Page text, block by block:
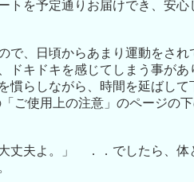
トを予定通りお届けでき、安
で、日頃からあまり運動をさ
ドキドキを感じてしまう事が
慣らしながら、時間を延ばして
「ご使用上の注意」のページの
丈夫よ。」 ．．でしたら、体